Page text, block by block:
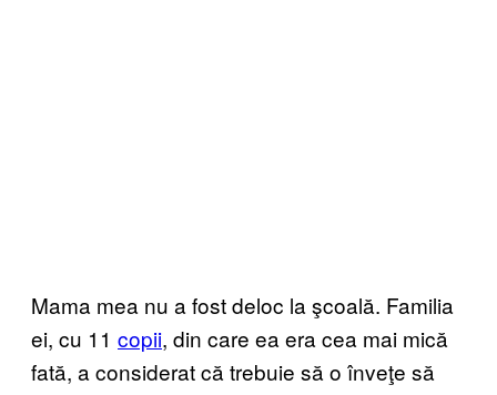
Mama mea nu a fost deloc la şcoală. Familia
ei, cu 11 copii, din care ea era cea mai mică
fată, a considerat că trebuie să o înveţe să